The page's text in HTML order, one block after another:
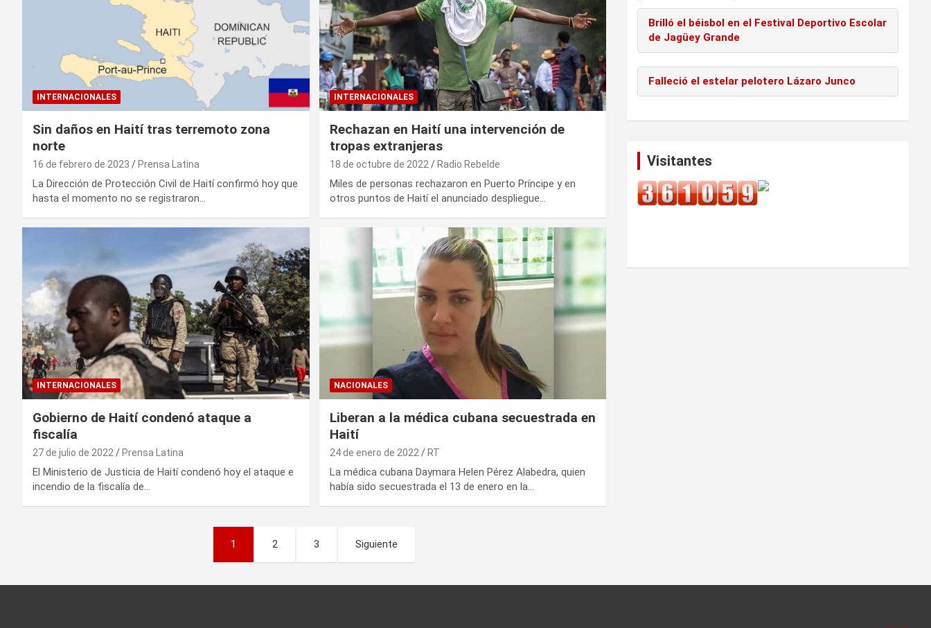
INTERNACIONALES
Sin daños en Haití tras terremoto zona
norte
16 de febrero de 2023 Prensa Latina
La Dirección de Protección Civil de Haití confirmó hoy que
hasta el momento no se registraron…
INTERNACIONALES
Rechazan en Haití una intervención de
tropas extranjeras
18 de octubre de 2022 Radio Rebelde
Miles de personas rechazaron en Puerto Príncipe y en
otros puntos de Haití el anunciado despliegue…
INTERNACIONALES
Gobierno de Haití condenó ataque a
fiscalía
27 de julio de 2022 Prensa Latina
El Ministerio de Justicia de Haití condenó hoy el ataque e
incendio de la fiscalía de…
NACIONALES
Liberan a la médica cubana secuestrada en
Haití
24 de enero de 2022 RT
La médica cubana Daymara Helen Pérez Alabedra, quien
había sido secuestrada el 13 de enero en la…
1 2 3 Siguiente
Brilló el béisbol en el Festival Deportivo Escolar
de Jagüey Grande
Falleció el estelar pelotero Lázaro Junco
Visitantes